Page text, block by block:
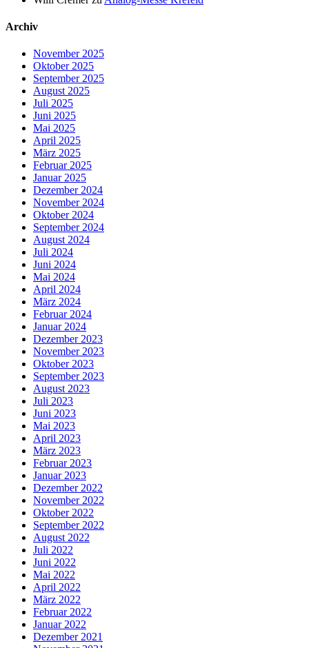
Archiv
November 2025
Oktober 2025
September 2025
August 2025
Juli 2025
Juni 2025
Mai 2025
April 2025
März 2025
Februar 2025
Januar 2025
Dezember 2024
November 2024
Oktober 2024
September 2024
August 2024
Juli 2024
Juni 2024
Mai 2024
April 2024
März 2024
Februar 2024
Januar 2024
Dezember 2023
November 2023
Oktober 2023
September 2023
August 2023
Juli 2023
Juni 2023
Mai 2023
April 2023
März 2023
Februar 2023
Januar 2023
Dezember 2022
November 2022
Oktober 2022
September 2022
August 2022
Juli 2022
Juni 2022
Mai 2022
April 2022
März 2022
Februar 2022
Januar 2022
Dezember 2021